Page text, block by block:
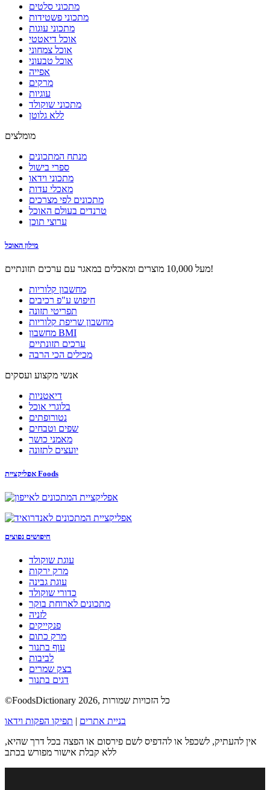
מתכוני סלטים
מתכוני פשטידות
מתכוני עוגות
אוכל דיאטטי
אוכל צמחוני
אוכל טבעוני
אפייה
מרקים
עוגיות
מתכוני שוקולד
ללא גלוטן
מומלצים
מנתח המתכונים
ספרי בישול
מתכוני וידאו
מאכלי עדות
מתכונים לפי מצרכים
טרנדים בעולם האוכל
ערוצי תוכן
מילון האוכל
מעל 10,000 מוצרים ומאכלים במאגר עם ערכים תזונתיים!
מחשבון קלוריות
חיפוש ע"פ רכיבים
תפריטי תזונה
מחשבון שריפת קלוריות
מחשבון BMI
ערכים תזונתיים
מכילים הכי הרבה
אנשי מקצוע ועסקים
דיאטניות
בלוגרי אוכל
נטורופתים
שפים וטבחים
מאמני כושר
יועצים לתזונה
אפליקציית Foods
חיפושים נפוצים
עוגת שוקולד
מרק ירקות
עוגת גבינה
כדורי שוקולד
מתכונים לארוחת בוקר
לזניה
פנקייקים
מרק כתום
עוף בתנור
לביבות
בצק שמרים
דגים בתנור
©FoodsDictionary 2026, כל הזכויות שמורות
בניית אתרים | תפיקו הפקות וידאו
אין להעתיק, לשכפל או להדפיס לשם פירסום או הפצה בכל דרך שהיא,
ללא קבלת אישור מפורש בכתב